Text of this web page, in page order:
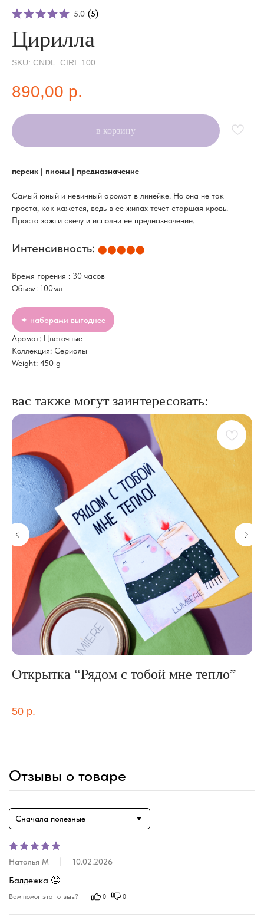
5.0 (5)
Цирилла
SKU: CNDL_CIRI_100
890,00 р.
в корзину
персик | пионы | предназначение
Самый юный и невинный аромат в линейке. Но она не так
проста, как кажется, ведь в ее жилах течет старшая кровь.
Просто зажги свечу и исполни ее предназначение.
Интенсивность: ⬤⬤⬤⬤⬤
Время горения : 30 часов
Объем: 100мл
✦ наборами выгоднее
Аромат: Цветочные
Коллекция: Сериалы
Weight: 450 g
вас также могут заинтересовать:
Открытка “Рядом с тобой мне тепло”
50 р.
Отзывы о товаре
Сначала полезные
Наталья М 10.02.2026
Балдежка 🤤
Вам помог этот отзыв? 0 0